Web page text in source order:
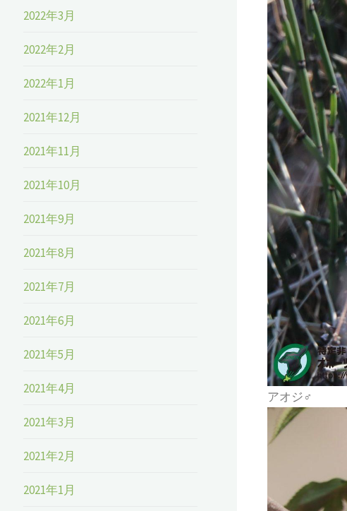
アオジ♂
2022年3月
2022年2月
2022年1月
2021年12月
2021年11月
2021年10月
2021年9月
2021年8月
2021年7月
2021年6月
2021年5月
2021年4月
2021年3月
2021年2月
2021年1月